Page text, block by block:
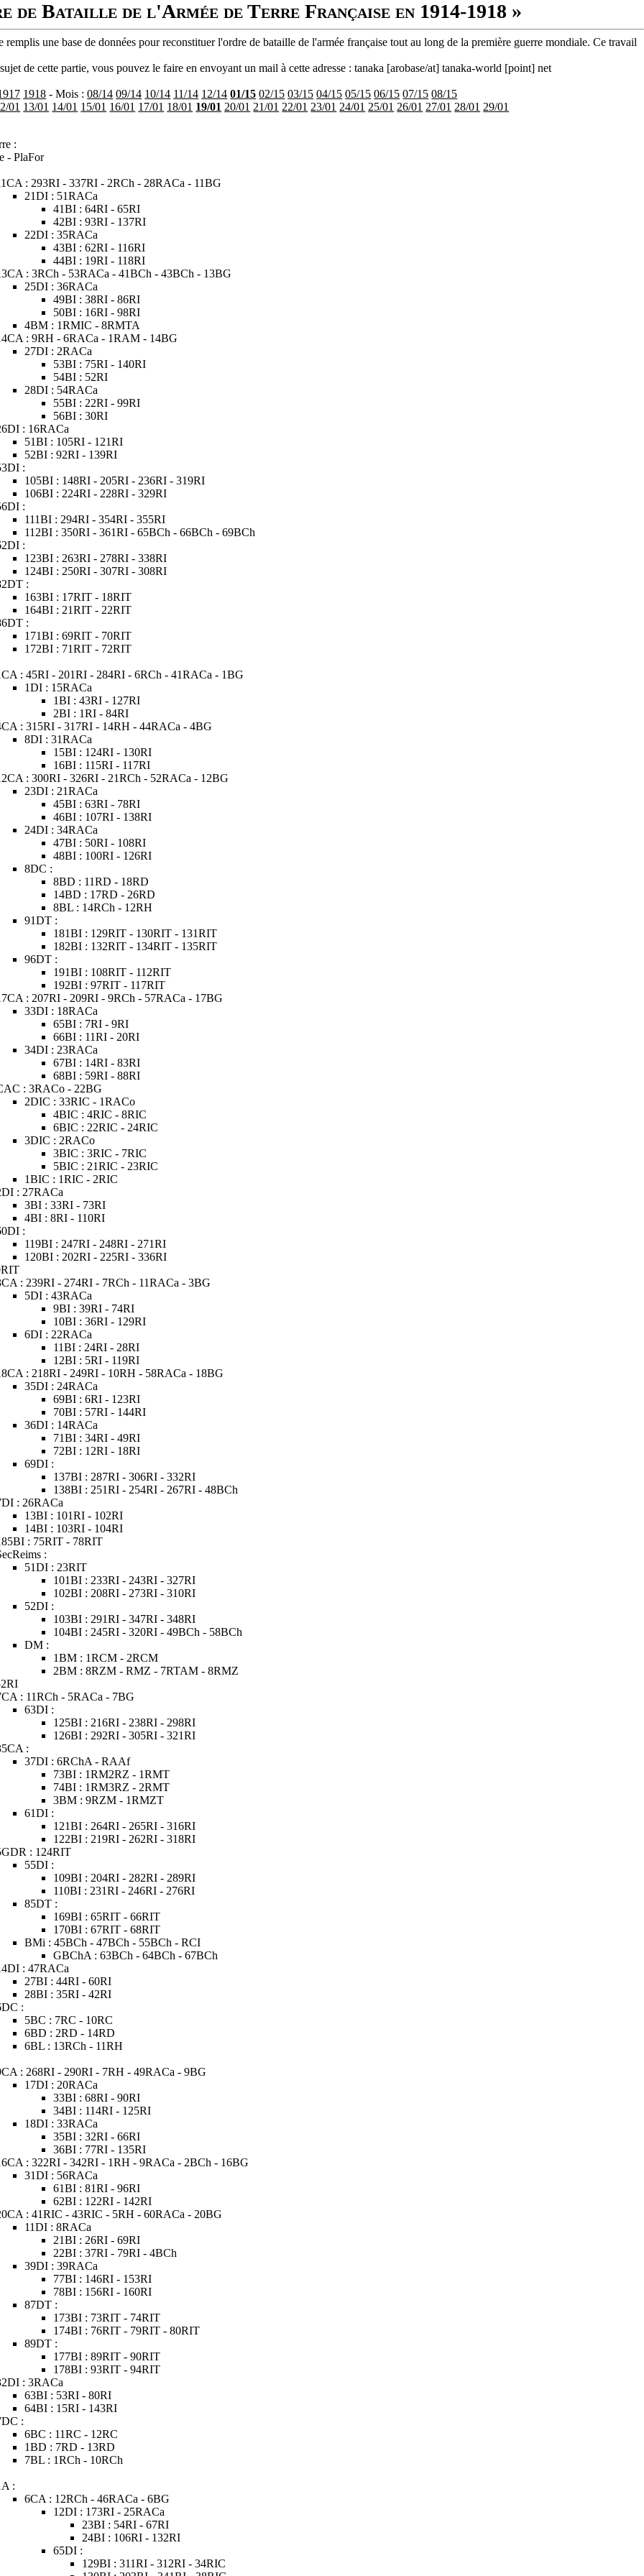
de Bataille de l'Armée de Terre Française en 1914-1918 »
remplis une base de données pour reconstituer l'ordre de bataille de l'armée française tout au long de la première guerre mondiale. Ce travail
de cette partie, vous pouvez le faire en envoyant un mail à cette adresse : tanaka [arobase/at] tanaka-world [point] net
1918 - Mois :08/14 09/14 10/14 11/14 12/14 01/15 02/15 03/15 04/15 05/15 06/15 07/15 08/15
01 13/01 14/01 15/01 16/01 17/01 18/01 19/01 20/01 21/01 22/01 23/01 24/01 25/01 26/01 27/01 28/01 29/01
:
- PlaFor
: 293RI - 337RI - 2RCh - 28RACa - 11BG
21DI : 51RACa
41BI : 64RI - 65RI
42BI : 93RI - 137RI
22DI : 35RACa
43BI : 62RI - 116RI
44BI : 19RI - 118RI
: 3RCh - 53RACa - 41BCh - 43BCh - 13BG
25DI : 36RACa
49BI : 38RI - 86RI
50BI : 16RI - 98RI
4BM : 1RMIC - 8RMTA
: 9RH - 6RACa - 1RAM - 14BG
27DI : 2RACa
53BI : 75RI - 140RI
54BI : 52RI
28DI : 54RACa
55BI : 22RI - 99RI
56BI : 30RI
: 16RACa
51BI : 105RI - 121RI
52BI : 92RI - 139RI
:
105BI : 148RI - 205RI - 236RI - 319RI
106BI : 224RI - 228RI - 329RI
:
111BI : 294RI - 354RI - 355RI
112BI : 350RI - 361RI - 65BCh - 66BCh - 69BCh
:
123BI : 263RI - 278RI - 338RI
124BI : 250RI - 307RI - 308RI
:
163BI : 17RIT - 18RIT
164BI : 21RIT - 22RIT
:
171BI : 69RIT - 70RIT
172BI : 71RIT - 72RIT
: 45RI - 201RI - 284RI - 6RCh - 41RACa - 1BG
1DI : 15RACa
1BI : 43RI - 127RI
2BI : 1RI - 84RI
: 315RI - 317RI - 14RH - 44RACa - 4BG
8DI : 31RACa
15BI : 124RI - 130RI
16BI : 115RI - 117RI
: 300RI - 326RI - 21RCh - 52RACa - 12BG
23DI : 21RACa
45BI : 63RI - 78RI
46BI : 107RI - 138RI
24DI : 34RACa
47BI : 50RI - 108RI
48BI : 100RI - 126RI
8DC :
8BD : 11RD - 18RD
14BD : 17RD - 26RD
8BL : 14RCh - 12RH
91DT :
181BI : 129RIT - 130RIT - 131RIT
182BI : 132RIT - 134RIT - 135RIT
96DT :
191BI : 108RIT - 112RIT
192BI : 97RIT - 117RIT
: 207RI - 209RI - 9RCh - 57RACa - 17BG
33DI : 18RACa
65BI : 7RI - 9RI
66BI : 11RI - 20RI
34DI : 23RACa
67BI : 14RI - 83RI
68BI : 59RI - 88RI
: 3RACo - 22BG
2DIC : 33RIC - 1RACo
4BIC : 4RIC - 8RIC
6BIC : 22RIC - 24RIC
3DIC : 2RACo
3BIC : 3RIC - 7RIC
5BIC : 21RIC - 23RIC
1BIC : 1RIC - 2RIC
: 27RACa
3BI : 33RI - 73RI
4BI : 8RI - 110RI
:
119BI : 247RI - 248RI - 271RI
120BI : 202RI - 225RI - 336RI
: 239RI - 274RI - 7RCh - 11RACa - 3BG
5DI : 43RACa
9BI : 39RI - 74RI
10BI : 36RI - 129RI
6DI : 22RACa
11BI : 24RI - 28RI
12BI : 5RI - 119RI
: 218RI - 249RI - 10RH - 58RACa - 18BG
35DI : 24RACa
69BI : 6RI - 123RI
70BI : 57RI - 144RI
36DI : 14RACa
71BI : 34RI - 49RI
72BI : 12RI - 18RI
69DI :
137BI : 287RI - 306RI - 332RI
138BI : 251RI - 254RI - 267RI - 48BCh
: 26RACa
13BI : 101RI - 102RI
14BI : 103RI - 104RI
: 75RIT - 78RIT
:
51DI : 23RIT
101BI : 233RI - 243RI - 327RI
102BI : 208RI - 273RI - 310RI
52DI :
103BI : 291RI - 347RI - 348RI
104BI : 245RI - 320RI - 49BCh - 58BCh
DM :
1BM : 1RCM - 2RCM
2BM : 8RZM - RMZ - 7RTAM - 8RMZ
: 11RCh - 5RACa - 7BG
63DI :
125BI : 216RI - 238RI - 298RI
126BI : 292RI - 305RI - 321RI
:
37DI : 6RChA - RAAf
73BI : 1RM2RZ - 1RMT
74BI : 1RM3RZ - 2RMT
3BM : 9RZM - 1RMZT
61DI :
121BI : 264RI - 265RI - 316RI
122BI : 219RI - 262RI - 318RI
: 124RIT
55DI :
109BI : 204RI - 282RI - 289RI
110BI : 231RI - 246RI - 276RI
85DT :
169BI : 65RIT - 66RIT
170BI : 67RIT - 68RIT
BMi : 45BCh - 47BCh - 55BCh - RCI
GBChA : 63BCh - 64BCh - 67BCh
: 47RACa
27BI : 44RI - 60RI
28BI : 35RI - 42RI
:
5BC : 7RC - 10RC
6BD : 2RD - 14RD
6BL : 13RCh - 11RH
: 268RI - 290RI - 7RH - 49RACa - 9BG
17DI : 20RACa
33BI : 68RI - 90RI
34BI : 114RI - 125RI
18DI : 33RACa
35BI : 32RI - 66RI
36BI : 77RI - 135RI
: 322RI - 342RI - 1RH - 9RACa - 2BCh - 16BG
31DI : 56RACa
61BI : 81RI - 96RI
62BI : 122RI - 142RI
: 41RIC - 43RIC - 5RH - 60RACa - 20BG
11DI : 8RACa
21BI : 26RI - 69RI
22BI : 37RI - 79RI - 4BCh
39DI : 39RACa
77BI : 146RI - 153RI
78BI : 156RI - 160RI
87DT :
173BI : 73RIT - 74RIT
174BI : 76RIT - 79RIT - 80RIT
89DT :
177BI : 89RIT - 90RIT
178BI : 93RIT - 94RIT
: 3RACa
63BI : 53RI - 80RI
64BI : 15RI - 143RI
:
6BC : 11RC - 12RC
1BD : 7RD - 13RD
7BL : 1RCh - 10RCh
:
6CA : 12RCh - 46RACa - 6BG
12DI : 173RI - 25RACa
23BI : 54RI - 67RI
24BI : 106RI - 132RI
65DI :
129BI : 311RI - 312RI - 34RIC